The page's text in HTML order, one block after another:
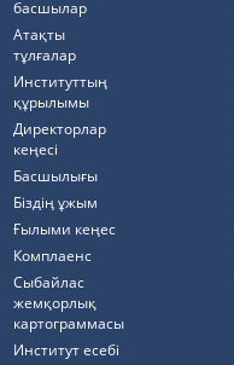
басшылар
Атақты
тұлғалар
Институттың
құрылымы
Директорлар
кеңесі
Басшылығы
Біздің ұжым
Ғылыми кеңес
Комплаенс
Cыбайлас
жемқорлық
картограммасы
Институт есебі